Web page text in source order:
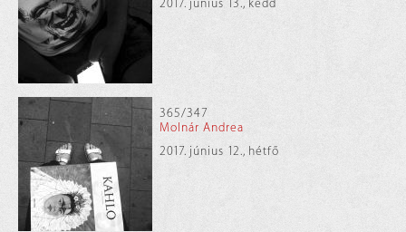
2017. június 13., kedd
365/347
Molnár Andrea
2017. június 12., hétfő